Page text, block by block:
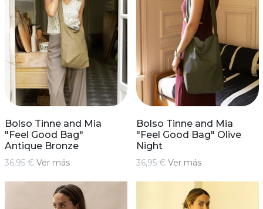
Bolso Tinne and Mia
"Feel Good Bag"
Antique Bronze
36,95 € Ver más
Bolso Tinne and Mia
"Feel Good Bag" Olive
Night
36,95 € Ver más